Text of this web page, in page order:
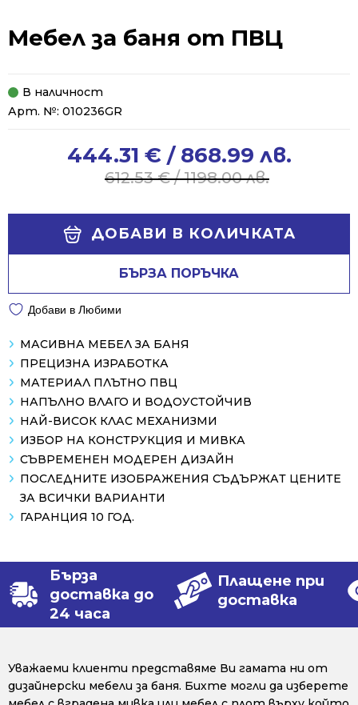
Мебел за баня от ПВЦ
В наличност
Арт. №: 010236GR
612.53€/ 1198.00 лв.
612.53 €
444.31 € / 868.99 лв.
444.31 €
ДОБАВИ В КОЛИЧКАТА
БЪРЗА ПОРЪЧКА
Добави в Любими
МАСИВНА МЕБЕЛ ЗА БАНЯ
ПРЕЦИЗНА ИЗРАБОТКА
МАТЕРИАЛ ПЛЪТНО ПВЦ
НАПЪЛНО ВЛАГО И ВОДОУСТОЙЧИВ
НАЙ-ВИСОК КЛАС МЕХАНИЗМИ
ИЗБОР НА КОНСТРУКЦИЯ И МИВКА
СЪВРЕМЕНЕН МОДЕРЕН ДИЗАЙН
ПОСЛЕДНИТЕ ИЗОБРАЖЕНИЯ СЪДЪРЖАТ ЦЕНИТЕ
ЗА ВСИЧКИ ВАРИАНТИ
ГАРАНЦИЯ 10 ГОД.
Бърза
доставка до
24 часа
Плащене при
доставка
Уважаеми клиенти представяме Ви гамата ни от
дизайнерски мебели за баня. Бихте могли да изберете